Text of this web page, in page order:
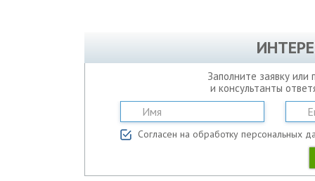
Заполните заявку
и консультанты
Согласен на обработку персональных